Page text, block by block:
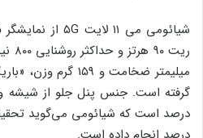
میلیمتر ضخامت و
درصد است که شیائومی می‌گوید